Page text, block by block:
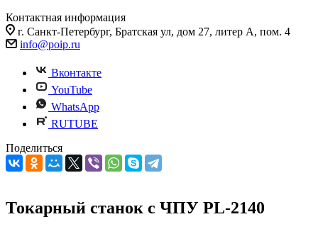
Контактная информация
г. Санкт-Петербург, Братская ул, дом 27, литер А, пом. 4
info@poip.ru
Вконтакте
YouTube
WhatsApp
RUTUBE
Поделиться
Токарный станок с ЧПУ PL-2140